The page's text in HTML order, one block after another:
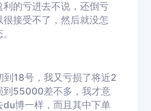
的亏进去不说，还倒亏
接受不了，然后就没怎
18号，我又亏损了将近2
到55000差不多，我才意
博一样，而且其中下单